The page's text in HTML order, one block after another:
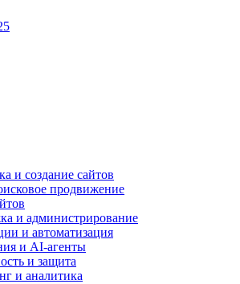
и создание сайтов
продвижение
и администрирование
и автоматизация
и AI-агенты
и защита
и аналитика